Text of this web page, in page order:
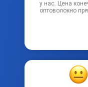
у нас. Цена
оптоволокно